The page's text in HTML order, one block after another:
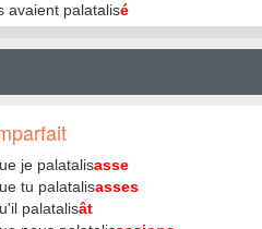
avaient palatalisé
je palatalisasse
tu palatalisasses
palatalisât